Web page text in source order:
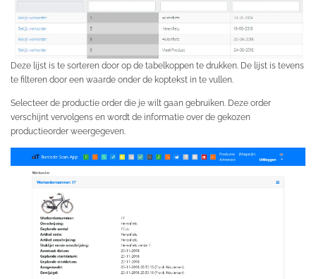
Deze lijst is te sorteren door op de tabelkoppen te drukken. De lijst is tevens
te filteren door een waarde onder de koptekst in te vullen.
Selecteer de productie order die je wilt gaan gebruiken. Deze order
verschijnt vervolgens en wordt de informatie over de gekozen
productieorder weergegeven.